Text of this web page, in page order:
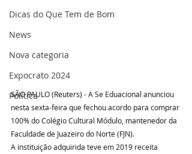
Dicas do Que Tem de Bom
News
Nova categoria
Expocrato 2024
Política
SÃO PAULO (Reuters) - A Se Eduacional anunciou
nesta sexta-feira que fechou acordo para comprar
100% do Colégio Cultural Módulo, mantenedor da
Faculdade de Juazeiro do Norte (FJN).
A instituição adquirida teve em 2019 receita